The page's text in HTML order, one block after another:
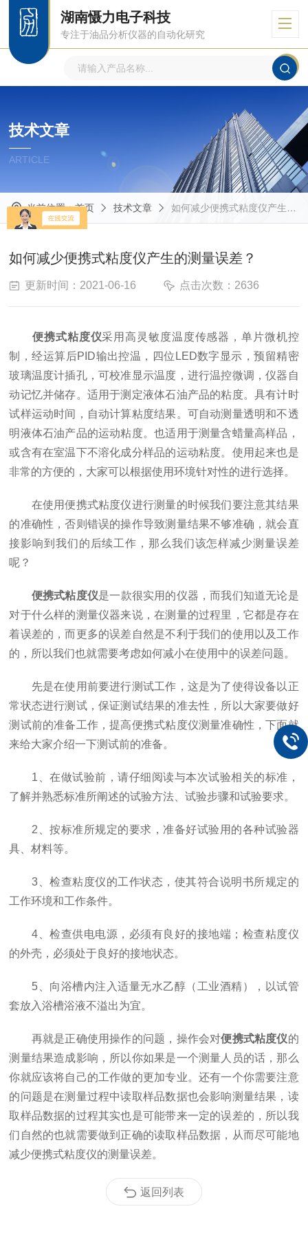
湖南慑力电子科技
专注于油品分析仪器的自动化研究
技术文章
ARTICLE
当前位置：首页 技术文章 如何减少便携式粘度仪产生的测量误差？
如何减少便携式粘度仪产生的测量误差？
更新时间：2021-06-16 点击次数：2636
便携式粘度仪采用高灵敏度温度传感器，单片微机控
制，经运算后PID输出控温，四位LED数字显示，预留精密
玻璃温度计插孔，可校准显示温度，进行温控微调，仪器自
动记忆并储存。适用于测定液体石油产品的粘度。具有计时
试样运动时间，自动计算粘度结果。可自动测量透明和不透
明液体石油产品的运动粘度。也适用于测量含蜡量高样品，
或含有在室温下不溶化成分样品的运动粘度。使用起来也是
非常的方便的，大家可以根据使用环境针对性的进行选择。
在使用便携式粘度仪进行测量的时候我们要注意其结果
的准确性，否则错误的操作导致测量结果不够准确，就会直
接影响到我们的后续工作，那么我们该怎样减少测量误差
呢？
便携式粘度仪是一款很实用的仪器，而我们知道无论是
对于什么样的测量仪器来说，在测量的过程里，它都是存在
着误差的，而更多的误差自然是不利于我们的使用以及工作
的，所以我们也就需要考虑如何减小在使用中的误差问题。
先是在使用前要进行测试工作，这是为了使得设备以正
常状态进行测试，保证测试结果的准去性，所以大家要做好
测试前的准备工作，提高便携式粘度仪测量准确性，下面就
来给大家介绍一下测试前的准备。
1、在做试验前，请仔细阅读与本次试验相关的标准，
了解并熟悉标准所阐述的试验方法、试验步骤和试验要求。
2、按标准所规定的要求，准备好试验用的各种试验器
具、材料等。
3、检查粘度仪的工作状态，使其符合说明书所规定的
工作环境和工作条件。
4、检查供电电源，必须有良好的接地端；检查粘度仪
的外壳，必须处于良好的接地状态。
5、向浴槽内注入适量无水乙醇（工业酒精），以试管
套放入浴槽浴液不溢出为宜。
再就是正确使用操作的问题，操作会对便携式粘度仪的
测量结果造成影响，所以你如果是一个测量人员的话，那么
你就应该将自己的工作做的更加专业。还有一个你需要注意
的问题是在测量过程中读取样品数据也会影响测量结果，读
取样品数据的过程其实也是可能带来一定的误差的，所以我
们自然的也就需要做到正确的读取样品数据，从而尽可能地
减少便携式粘度仪的测量误差。
返回列表